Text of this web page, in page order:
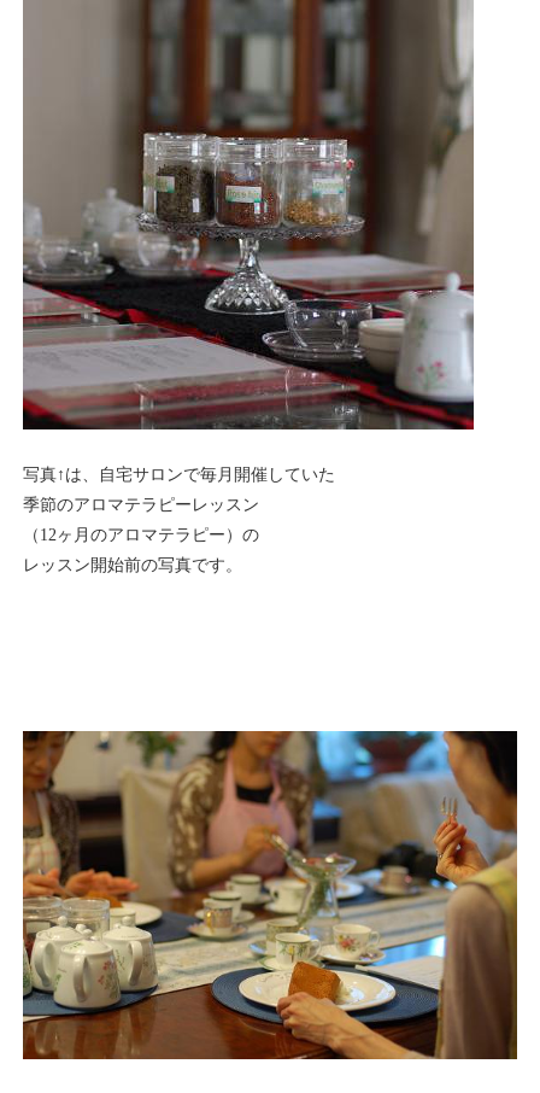
写真↑は、自宅サロンで毎月開催していた
季節のアロマテラピーレッスン
（12ヶ月のアロマテラピー）の
レッスン開始前の写真です。